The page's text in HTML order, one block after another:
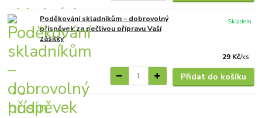
Poděkování skladníkům – dobrovolný
příspěvek za pečlivou přípravu Vaší
zásilky
29 Kč/ks
Skladem
Přidat do košíku